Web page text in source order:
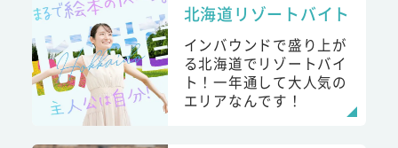
北海道リゾートバイト
インバウンドで盛り上が
る北海道でリゾートバイ
ト！一年通して大人気の
エリアなんです！